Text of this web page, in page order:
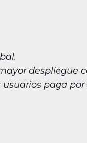
despliegue
usuarios paga